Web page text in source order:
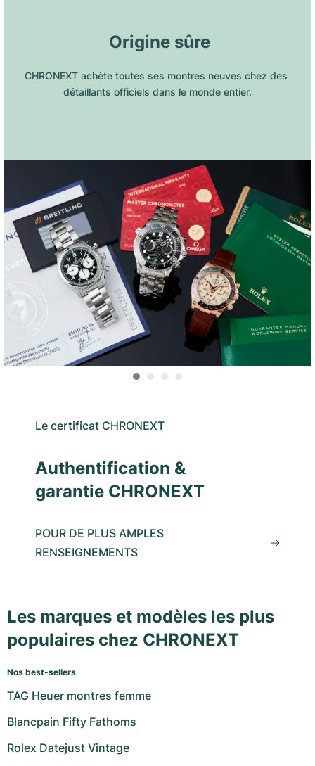
Origine sûre
CHRONEXT achète toutes ses montres neuves chez des
détaillants officiels dans le monde entier.
Le certificat CHRONEXT
Authentification &
garantie CHRONEXT
POUR DE PLUS AMPLES
RENSEIGNEMENTS
Les marques et modèles les plus
populaires chez CHRONEXT
Nos best-sellers
TAG Heuer montres femme
Blancpain Fifty Fathoms
Rolex Datejust Vintage